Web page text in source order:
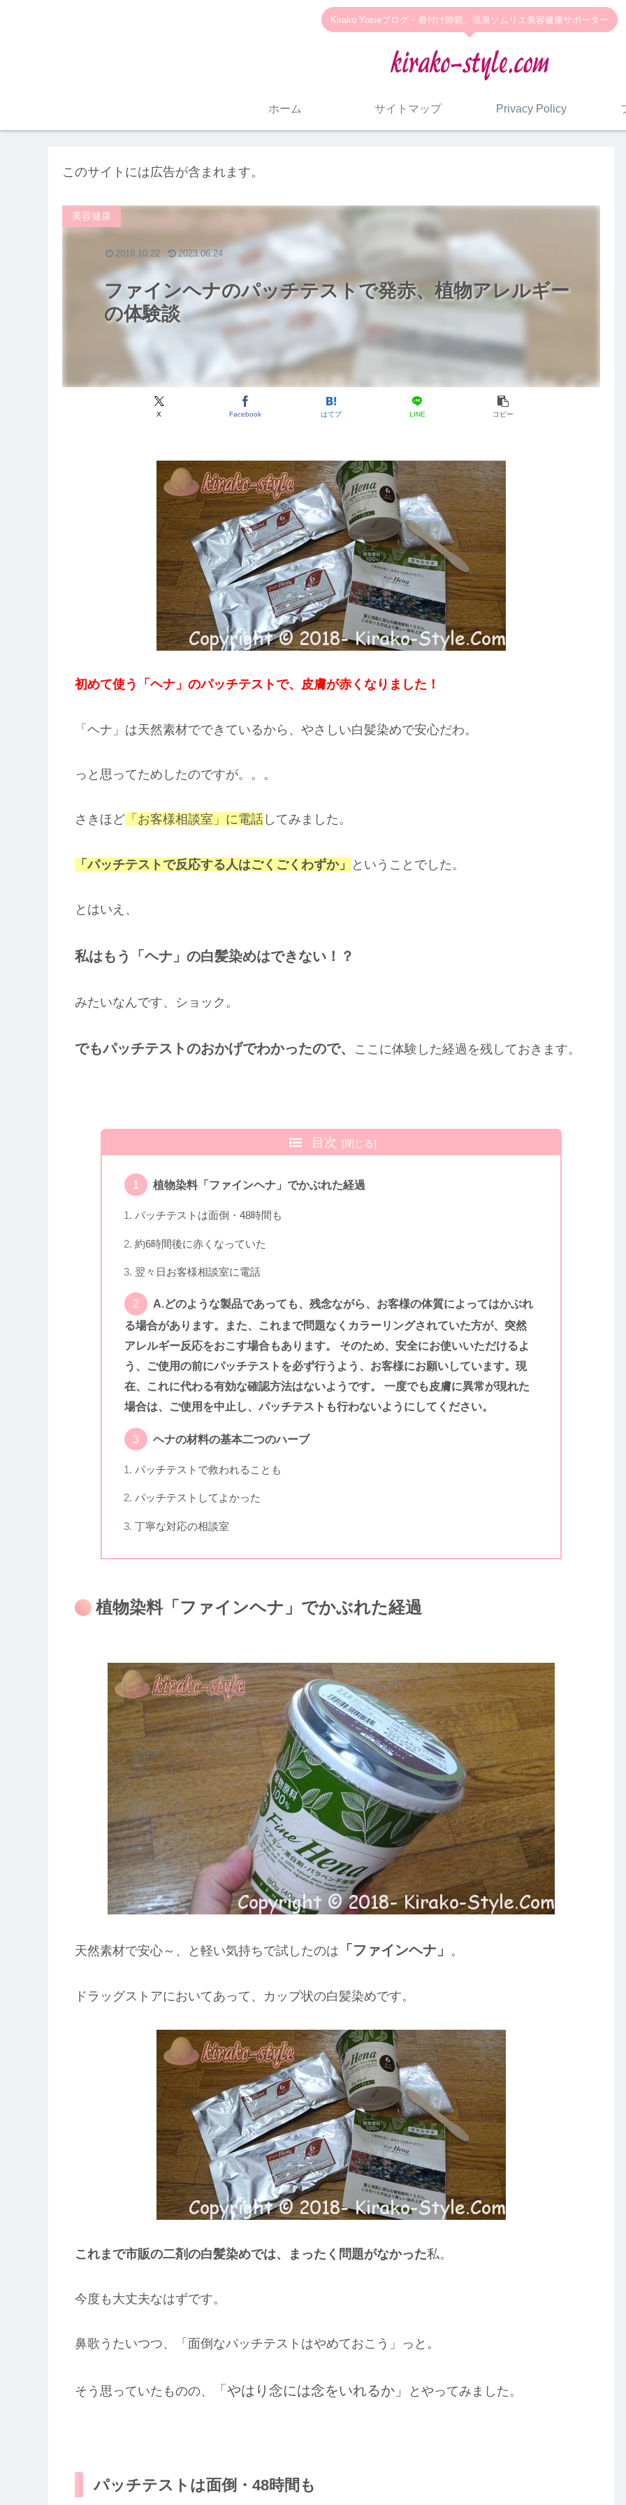
Kirako Yosieブログ・着付け師範、温泉ソムリエ美容健康サポーター
ホーム サイトマップ Privacy Policy
このサイトには広告が含まれます。
ファインヘナのパッチテストで発赤、植物アレルギー
の体験談
美容健康
X Facebook はてブ LINE コピー
2019.10.22 2023.06.24
初めて使う「ヘナ」のパッチテストで、皮膚が赤くなりました！
「ヘナ」は天然素材でできているから、やさしい白髪染めで安心だわ。
っと思ってためしたのですが。。。
さきほど 「お客様相談室」に電話 してみました。
「パッチテストで反応する人はごくごくわずか」 ということでした。
とはいえ、
私はもう「ヘナ」の白髪染めはできない！？
みたいなんです、ショック。
でもパッチテストのおかげでわかったので、 ここに体験した経過を残しておきます。
目次
植物染料「ファインヘナ」でかぶれた経過
パッチテストは面倒・48時間も
約6時間後に赤くなっていた
翌々日お客様相談室に電話
A.どのような製品であっても、残念ながら、お客様の体質によってはかぶれ
る場合があります。また、これまで問題なくカラーリングされていた方が、突然
アレルギー反応をおこす場合もあります。 そのため、安全にお使いいただけるよ
う、ご使用の前にパッチテストを必ず行うよう、お客様にお願いしています。現
在、これに代わる有効な確認方法はないようです。 一度でも皮膚に異常が現れた
場合は、ご使用を中止し、パッチテストも行わないようにしてください。
ヘナの材料の基本二つのハーブ
パッチテストで救われることも
パッチテストしてよかった
丁寧な対応の相談室
植物染料「ファインヘナ」でかぶれた経過
天然素材で安心～、と軽い気持ちで試したのは 「ファインヘナ」 。
ドラッグストアにおいてあって、カップ状の白髪染めです。
これまで市販の二剤の白髪染めでは、まったく問題がなかった私。
今度も大丈夫なはずです。
鼻歌うたいつつ、「面倒なパッチテストはやめておこう」っと。
そう思っていたものの、 「やはり念には念をいれるか」 とやってみました。
パッチテストは面倒・48時間も